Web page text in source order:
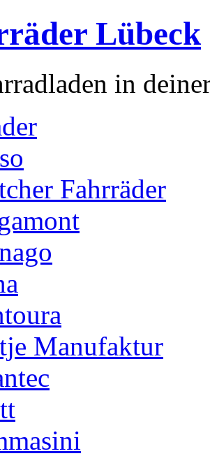
Lübeck
in
Fahrräder
Manufaktur